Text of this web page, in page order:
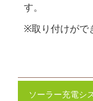
す。
※取り付けがで
ソーラー充電シ